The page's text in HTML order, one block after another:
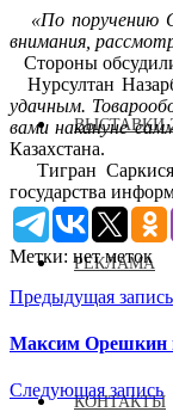
ВЫСТАВКИ
РЕКЛАМА
КОНТАКТЫ
«По поручению
внимания,
Стороны
Нурсултан
удачным.
вами накануне
Казахстана.
Тигран
государства
Метки: нет меток
Предыдущая запись
Максим Орешкин
Следующая запись